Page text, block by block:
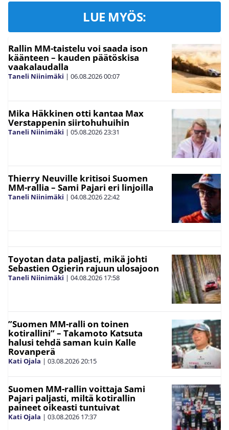
LUE MYÖS:
Rallin MM-taistelu voi saada ison
käänteen – kauden päätöskisa
vaakalaudalla
Taneli Niinimäki | 06.08.202600:07
Mika Häkkinen otti kantaa Max
Verstappenin siirtohuhuihin
Taneli Niinimäki | 05.08.202623:31
Thierry Neuville kritisoi Suomen
MM-rallia – Sami Pajari eri linjoilla
Taneli Niinimäki | 04.08.202622:42
Toyotan data paljasti, mikä johti
Sebastien Ogierin rajuun ulosajoon
Taneli Niinimäki | 04.08.2026 17:58
”Suomen MM-ralli on toinen
kotirallini” – Takamoto Katsuta
halusi tehdä saman kuin Kalle
Rovanperä
Kati Ojala | 03.08.202620:15
Suomen MM-rallin voittaja Sami
Pajari paljasti, miltä kotirallin
paineet oikeasti tuntuivat
Kati Ojala | 03.08.2026 17:37